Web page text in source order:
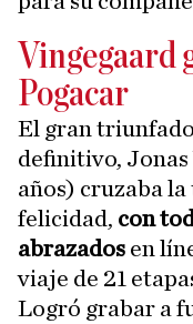
Vingegaard
Pogacar
El gran
definitivo,
años) cruzaba
felicidad, con
abrazados en
viaje de 21
Logró grabar a